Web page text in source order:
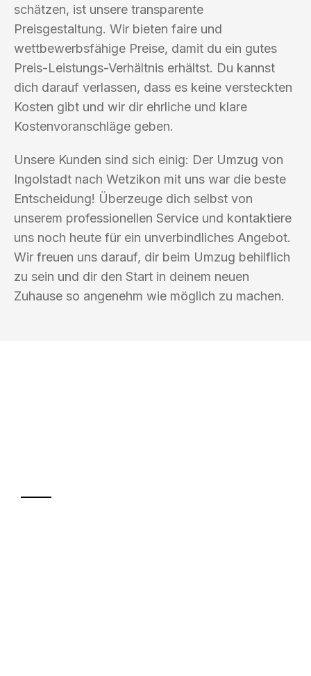
schätzen, ist unsere transparente
Preisgestaltung. Wir bieten faire und
wettbewerbsfähige Preise, damit du ein gutes
Preis-Leistungs-Verhältnis erhältst. Du kannst
dich darauf verlassen, dass es keine versteckten
Kosten gibt und wir dir ehrliche und klare
Kostenvoranschläge geben.
Unsere Kunden sind sich einig: Der Umzug von
Ingolstadt nach Wetzikon mit uns war die beste
Entscheidung! Überzeuge dich selbst von
unserem professionellen Service und kontaktiere
uns noch heute für ein unverbindliches Angebot.
Wir freuen uns darauf, dir beim Umzug behilflich
zu sein und dir den Start in deinem neuen
Zuhause so angenehm wie möglich zu machen.